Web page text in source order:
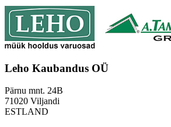
Leho Kaubandus OÜ
Pärnu mnt. 24B
71020 Viljandi
ESTLAND